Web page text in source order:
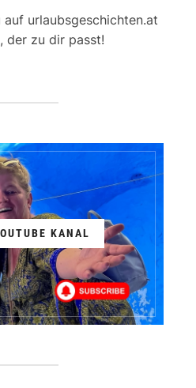
urlaubsgeschichten.at
der zu dir passt!
KANAL